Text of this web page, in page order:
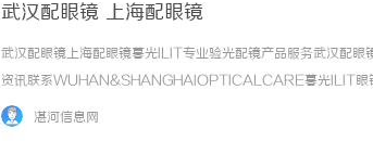
武汉配眼镜 上海配眼镜
武汉配眼镜上海配眼镜暮光ILIT专业验光配镜产品服务武汉配
资讯联系WUHAN&SHANGHAIOPTICALCARE暮光ILIT眼
品牌，现于武汉与上海设有4家门店。以完整验光、正品镜片
湛河信息网